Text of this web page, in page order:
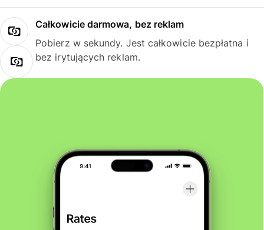
Całkowicie darmowa, bez reklam
Pobierz w sekundy. Jest całkowicie bezpłatna i
bez irytujących reklam.